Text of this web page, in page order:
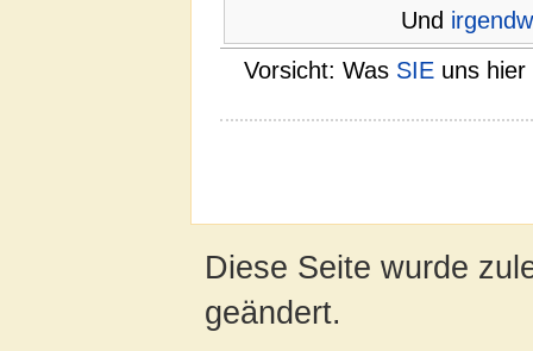
Und
Vorsicht: Was SIEuns hier
Diese Seite wurde
geändert.